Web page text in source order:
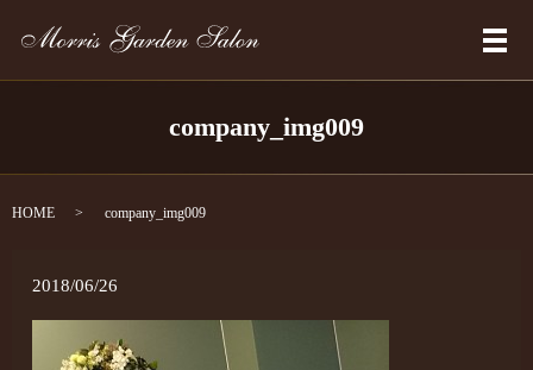
メ
company_img009
HOME company_img009
2018/06/26